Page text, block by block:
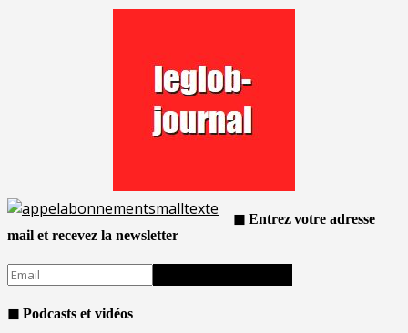
◼ Entrez votre adresse
mail et recevez la newsletter
◼ Podcasts et vidéos